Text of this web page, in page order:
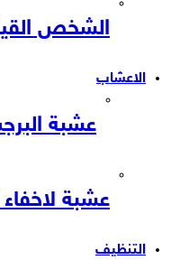
الشخص
الاعشاب
عشبة
عشبة
التنظيف